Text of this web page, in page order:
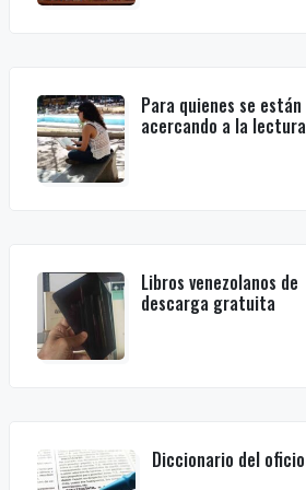
Para quienes se están
acercando a la lectura
Libros venezolanos de
descarga gratuita
Diccionario del oficio